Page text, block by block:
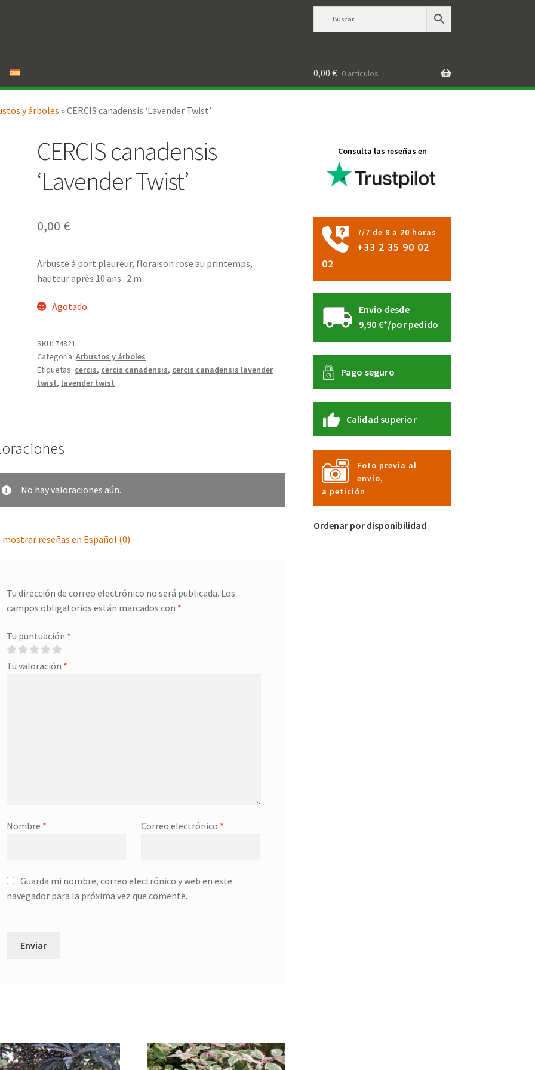
0,00 € 0 artículos
y árboles »CERCIS canadensis ‘Lavender Twist’
CERCIS canadensis
‘Lavender Twist’
0,00 €
Arbuste à port pleureur, floraison rose au printemps,
hauteur après 10 ans : 2 m
Agotado
SKU: 74821
Categoría:Arbustos y árboles
Etiquetas: cercis, cercis canadensis, cercis canadensis lavender
twist, lavender twist
No hay valoraciones aún.
mostrar reseñas en Español (0)
Tu dirección de correo electrónico no será publicada. Los
campos obligatorios están marcados con *
Tu puntuación *
Tu valoración *
Nombre * Correo electrónico *
Guarda mi nombre, correo electrónico y web en este
navegador para la próxima vez que comente.
Consulta las reseñas en
7/7 de 8 a 20 horas
+33 2 35 90 02
02
Envío desde
9,90 €*/por pedido
Pago seguro
Calidad superior
Foto previa al
envío,
a petición
Ordenar por disponibilidad